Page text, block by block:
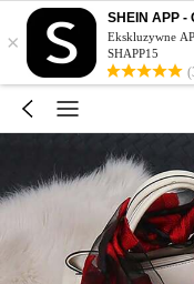
×
SHEIN APP -
Ekskluzywne
SHAPP15